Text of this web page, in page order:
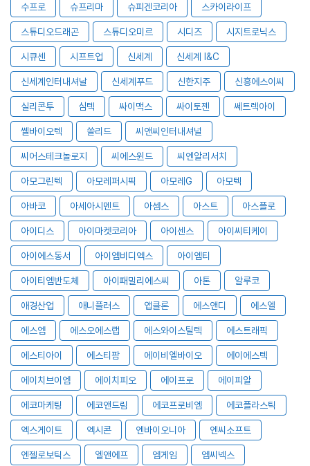
수프로 슈프리마 슈피겐코리아 스카이라이프
스튜디오드래곤 스튜디오미르 시디즈 시지트로닉스
시큐센 시프트업 신세계 신세계 I&C
신세계인터내셔날 신세계푸드 신한지주 신흥에스이씨
실리콘투 심텍 싸이맥스 싸이토젠 쎄트렉아이
쎌바이오텍 쏠리드 씨앤씨인터내셔널
씨어스테크놀로지 씨에스윈드 씨엔알리서치
아모그린텍 아모레퍼시픽 아모레G 아모텍
아바코 아세아시멘트 아셈스 아스트 아스플로
아이디스 아이마켓코리아 아이센스 아이씨티케이
아이에스동서 아이엠비디엑스 아이엠티
아이티엠반도체 아이패밀리에스씨 아톤 알루코
애경산업 애니플러스 앱클론 에스앤디 에스엘
에스엠 에스오에스랩 에스와이스틸텍 에스트래픽
에스티아이 에스티팜 에이비엘바이오 에이에스텍
에이치브이엠 에이치피오 에이프로 에이피알
에코마케팅 에코앤드림 에코프로비엠 에코플라스틱
엑스게이트 엑시콘 엔바이오니아 엔씨소프트
엔젤로보틱스 엘앤에프 엠게임 엠씨넥스